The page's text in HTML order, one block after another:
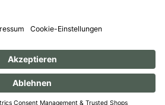
gesetzl. Mehrwertsteuer zzgl.
angegeben.
und Teehaus Schnorr - with
GmbH
Datenschutz
Barrierefreiheit